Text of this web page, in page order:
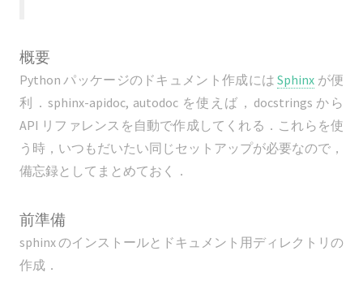
概要
Python パッケージのドキュメント作成にはSphinx が便
利．sphinx-apidoc, autodoc を使えば，docstrings から
API リファレンスを自動で作成してくれる．これらを使
う時，いつもだいたい同じセットアップが必要なので，
備忘録としてまとめておく．
前準備
sphinx のインストールとドキュメント用ディレクトリの
作成．